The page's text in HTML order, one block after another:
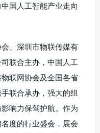
国人工智能产业走向
、深圳市物联传媒有
联合主办，中国人工
联网协会及全国各省
联合承办，强大的组
响力保驾护航。作为
度的行业盛会，展会